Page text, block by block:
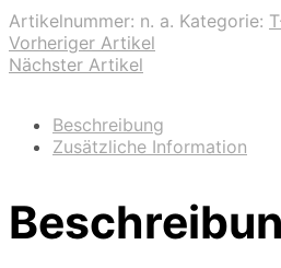
Artikelnummer: n. a. Kategorie:
Vorheriger Artikel
Nächster Artikel
Beschreibung
Zusätzliche Information